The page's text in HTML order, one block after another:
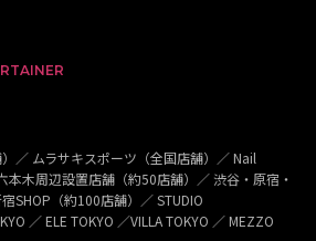
／ ムラサキスポーツ（全国店舗）／ Nail
本木周辺設置店舗（約50店舗）／ 渋谷・原宿・
SHOP（約100店舗）／ STUDIO
／ ELE TOKYO ／VILLA TOKYO ／ MEZZO